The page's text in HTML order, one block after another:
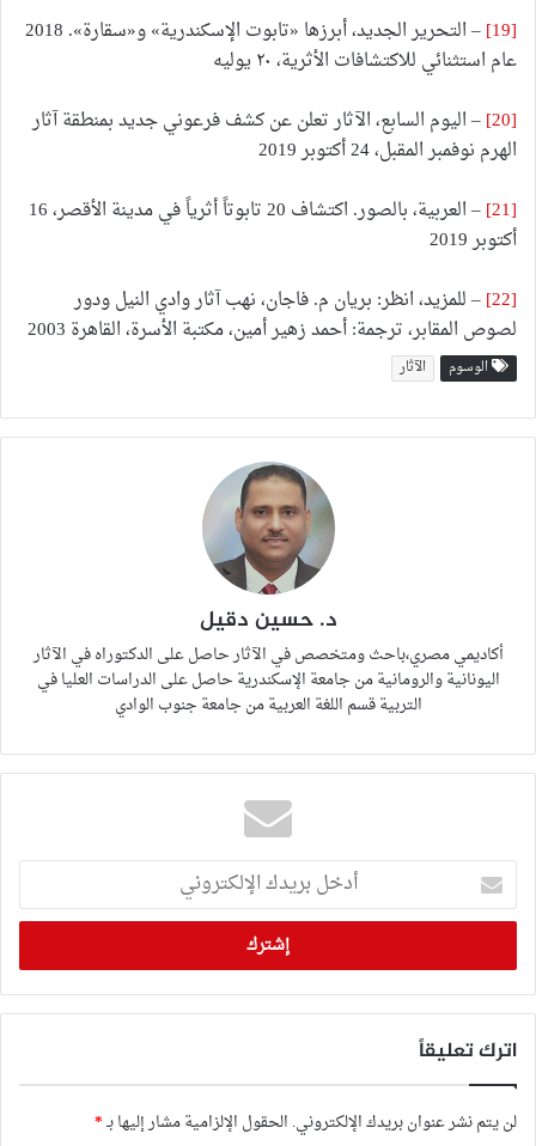
[19]
– التحرير الجديد، أبرزها «تابوت الإسكندرية» و«سقارة». 2018
عام استثنائي للاكتشافات الأثرية، ٢٠ يوليه
[20]
– اليوم السابع، الآثار تعلن عن كشف فرعوني جديد بمنطقة آثار
الهرم نوفمبر المقبل، 24 أكتوبر 2019
[21]
– العربية، بالصور. اكتشاف 20 تابوتاً أثرياً في مدينة الأقصر، 16
أكتوبر 2019
[22]
– للمزيد، انظر: بريان م. فاجان، نهب آثار وادي النيل ودور
لصوص المقابر، ترجمة: أحمد زهير أمين، مكتبة الأسرة، القاهرة 2003
الوسوم الآثار
د. حسين دقيل
أكاديمي مصري،باحث ومتخصص في الآثار حاصل على الدكتوراه في الآثار
اليونانية والرومانية من جامعة الإسكندرية حاصل على الدراسات العليا في
التربية قسم اللغة العربية من جامعة جنوب الوادي
أدخل
بريدك
الإلكتروني
اترك تعليقاً
لن يتم نشر عنوان بريدك الإلكتروني. الحقول الإلزامية مشار إليها بـ*